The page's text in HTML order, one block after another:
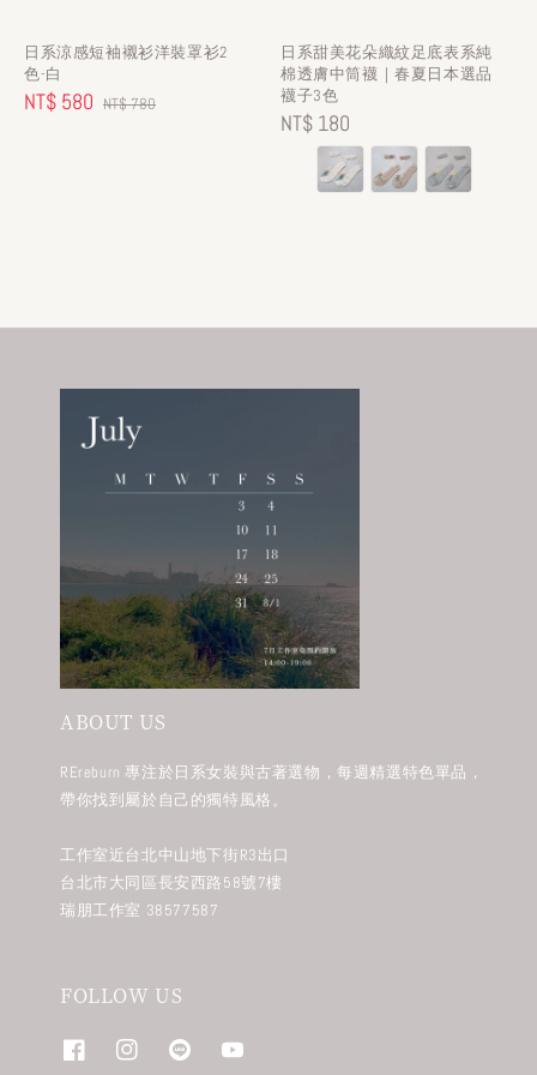
日系涼感短袖襯衫洋裝罩衫2
色-白
Sale
NT$ 580 Regular
NT$ 780
日系甜美花朵織紋足底表系純
棉透膚中筒襪｜春夏日本選品
襪子3色
Regular
price
NT$ 180
ABOUT US
REreburn 專注於日系女裝與古著選物，每週精選特色單品，
帶你找到屬於自己的獨特風格。
工作室近台北中山地下街R3出口
台北市大同區長安西路58號7樓
瑞朋工作室 38577587
FOLLOW US